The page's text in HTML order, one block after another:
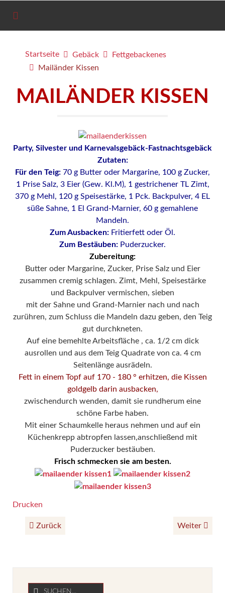
Startseite Gebäck
Fettgebackenes
Mailänder Kissen
MAILÄNDER KISSEN
Party, Silvester und Karnevalsgebäck-Fastnachtsgebäck
Zutaten:
Für den Teig: 70 g Butter oder Margarine, 100 g Zucker,
1 Prise Salz, 3 Eier (Gew. Kl.M), 1 gestrichener TL Zimt,
370 g Mehl, 120 g Speisestärke, 1 Pck. Backpulver, 4 EL
süße Sahne, 1 El Grand-Marnier, 60 g gemahlene
Mandeln.
Zum Ausbacken: Fritierfett oder Öl.
Zum Bestäuben: Puderzucker.
Zubereitung:
Butter oder Margarine, Zucker, Prise Salz und Eier
zusammen cremig schlagen. Zimt, Mehl, Speisestärke
und Backpulver vermischen, sieben
mit der Sahne und Grand-Marnier nach und nach
zurühren, zum Schluss die Mandeln dazu geben, den Teig
gut durchkneten.
Auf eine bemehlte Arbeitsfläche , ca. 1/2 cm dick
ausrollen und aus dem Teig Quadrate von ca. 4 cm
Seitenlänge ausrädeln.
Fett in einem Topf auf 170 - 180 ° erhitzen, die Kissen
goldgelb darin ausbacken,
zwischendurch wenden, damit sie rundherum eine
schöne Farbe haben.
Mit einer Schaumkelle heraus nehmen und auf ein
Küchenkrepp abtropfen lassen,anschließend mit
Puderzucker bestäuben.
Frisch schmecken sie am besten.
Drucken
Zurück Weiter